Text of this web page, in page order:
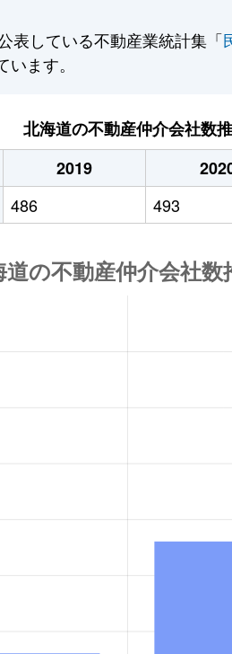
表している不動産業統計集「
ます。
北海道の不動産仲介会社数
2019
486 493